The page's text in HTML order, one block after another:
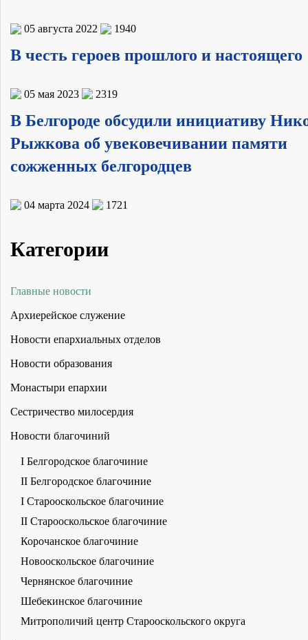
05 августа 2022 1940
В честь героев прошлого и настоящего
05 мая 2023 2319
В Белгороде обсудили инициативу
Рыжкова об увековечивании памяти
сожженных белгородцев
04 марта 2024 1721
Категории
Главные новости
Архиерейское служение
Новости епархиальных отделов
Новости образования
Монастыри епархии
Сестричество милосердия
Новости благочиний
I Белгородское благочиние
II Белгородское благочиние
I Старооскольское благочиние
II Старооскольское благочиние
Корочанское благочиние
Новооскольское благочиние
Чернянское благочиние
Шебекинское благочиние
Митрополичий центр Старооскольского округа